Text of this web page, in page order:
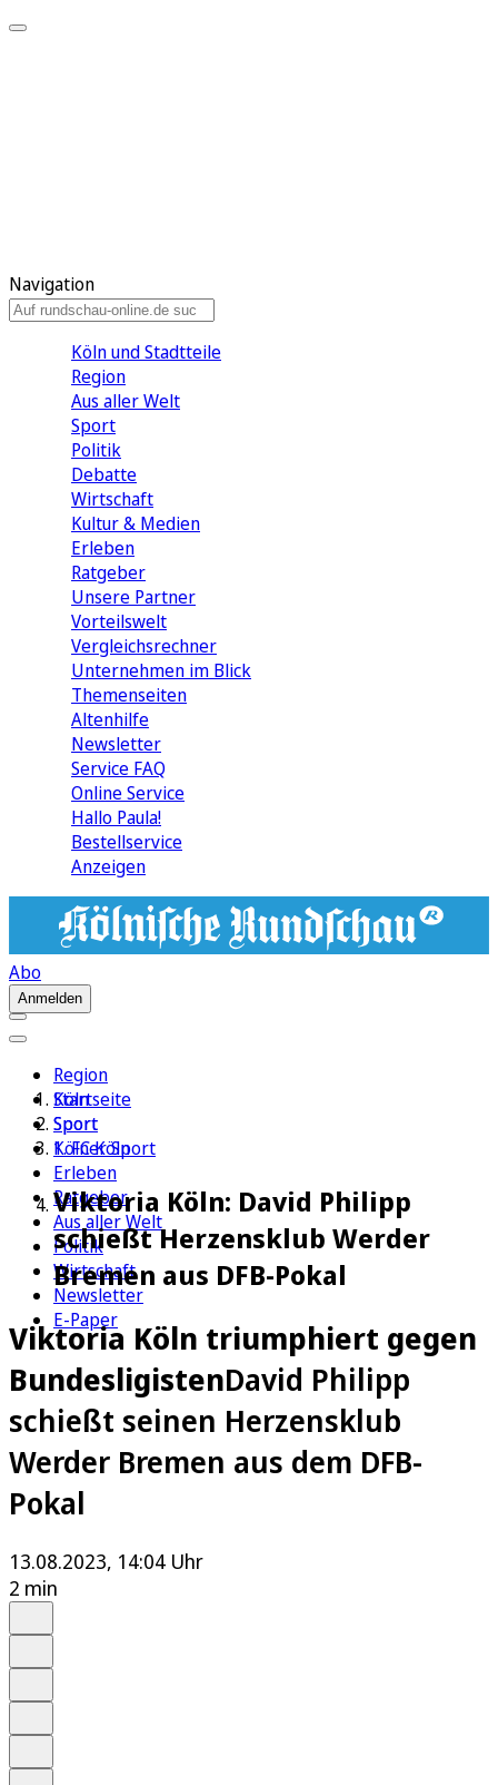
Navigation
Köln und Stadtteile
Region
Aus aller Welt
Sport
Politik
Debatte
Wirtschaft
Kultur & Medien
Erleben
Ratgeber
Unsere Partner
Vorteilswelt
Vergleichsrechner
Unternehmen im Blick
Themenseiten
Altenhilfe
Newsletter
Service FAQ
Online Service
Hallo Paula!
Bestellservice
Anzeigen
Abo
Anmelden
Region
Köln
Sport
1. FC Köln
Erleben
Ratgeber
Aus aller Welt
Politik
Wirtschaft
Newsletter
E-Paper
Startseite
Sport
Kölner Sport
Viktoria Köln: David Philipp
schießt Herzensklub Werder
Bremen aus DFB-Pokal
Viktoria Köln triumphiert gegen
BundesligistenDavid Philipp
schießt seinen Herzensklub
Werder Bremen aus dem DFB-
Pokal
13.08.2023, 14:04 Uhr
2 min